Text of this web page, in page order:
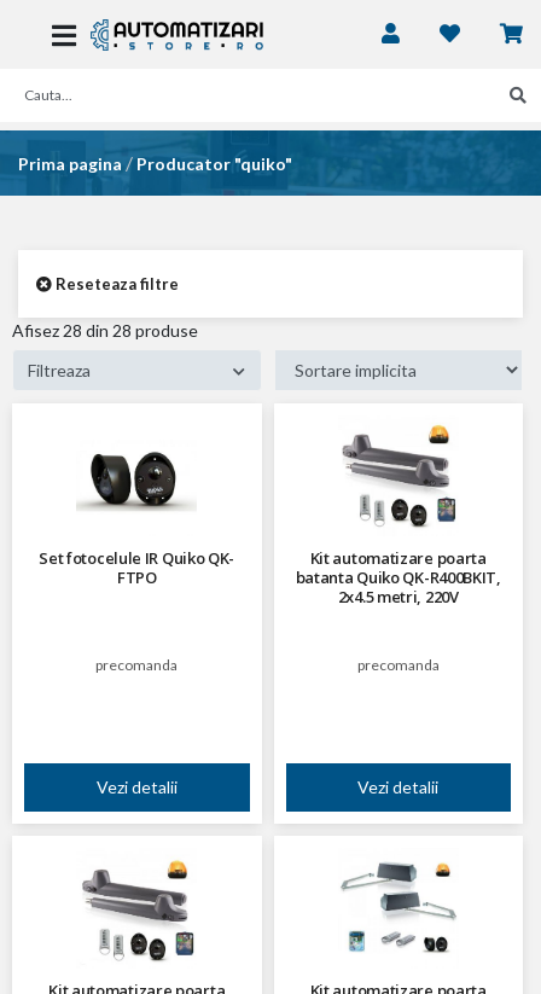
Prima pagina / Producator "quiko"
Reseteaza filtre
Afisez 28 din 28 produse
Filtreaza
Set fotocelule IR Quiko QK-
FTPO
precomanda
Vezi detalii
Kit automatizare poarta
batanta Quiko QK-R400BKIT,
2x4.5 metri, 220V
precomanda
Vezi detalii